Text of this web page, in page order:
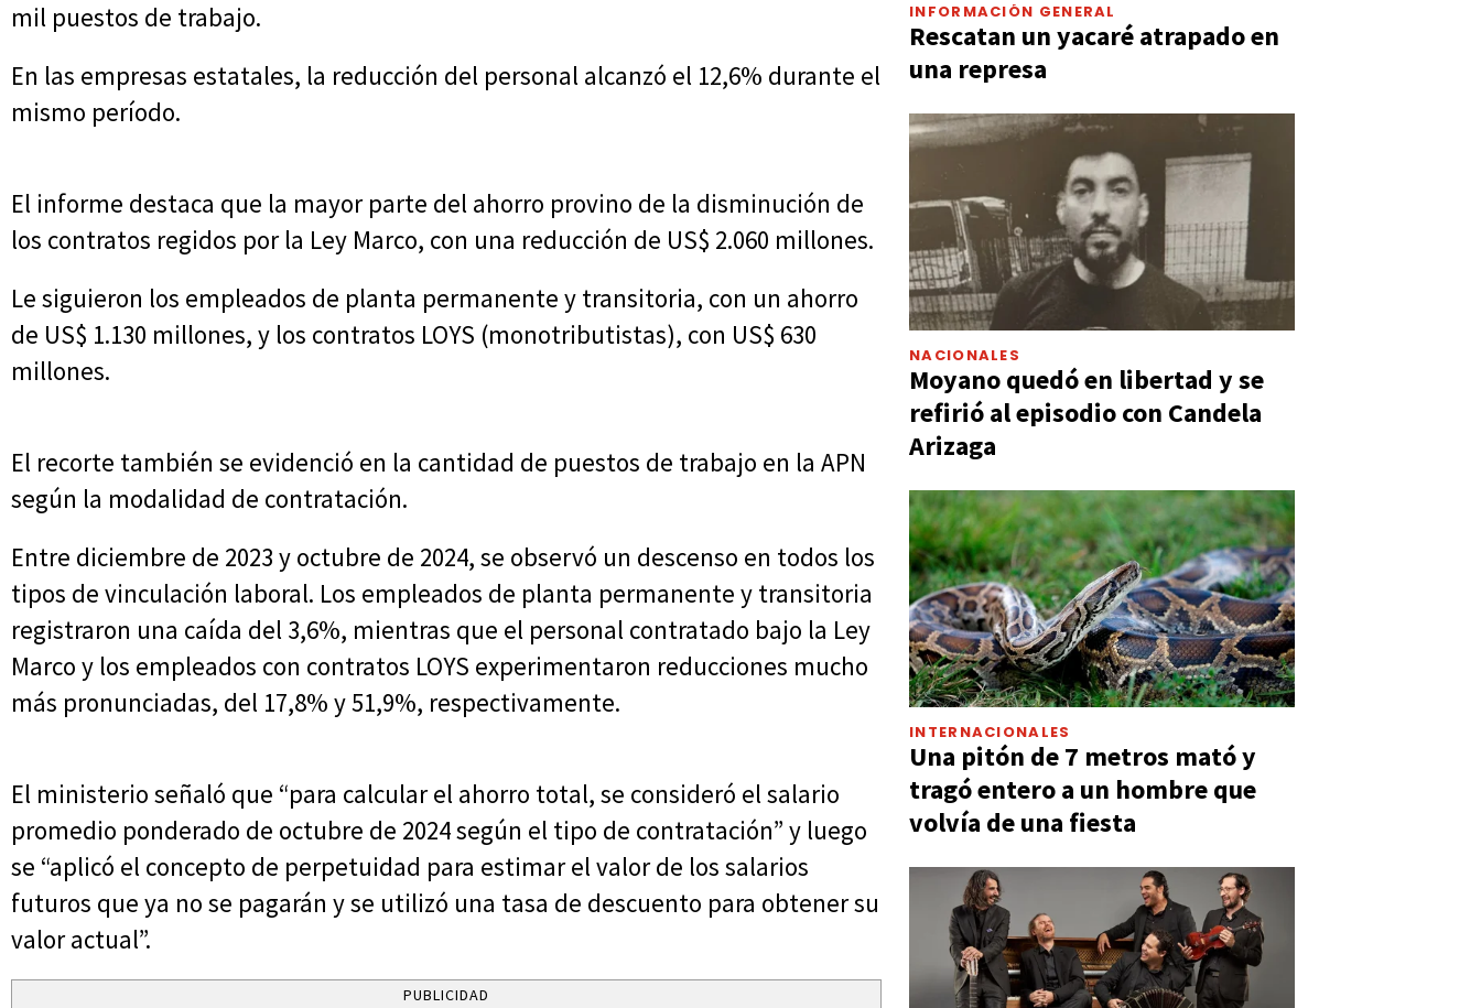
mil puestos de trabajo.
En las empresas estatales, la reducción del personal alcanzó el 12,6% durante el
mismo período.
El informe destaca que la mayor parte del ahorro provino de la disminución de
los contratos regidos por la Ley Marco, con una reducción de US$ 2.060 millones.
Le siguieron los empleados de planta permanente y transitoria, con un ahorro
de US$ 1.130 millones, y los contratos LOYS (monotributistas), con US$ 630
millones.
El recorte también se evidenció en la cantidad de puestos de trabajo en la APN
según la modalidad de contratación.
Entre diciembre de 2023 y octubre de 2024, se observó un descenso en todos los
tipos de vinculación laboral. Los empleados de planta permanente y transitoria
registraron una caída del 3,6%, mientras que el personal contratado bajo la Ley
Marco y los empleados con contratos LOYS experimentaron reducciones mucho
más pronunciadas, del 17,8% y 51,9%, respectivamente.
El ministerio señaló que “para calcular el ahorro total, se consideró el salario
promedio ponderado de octubre de 2024 según el tipo de contratación” y luego
se “aplicó el concepto de perpetuidad para estimar el valor de los salarios
futuros que ya no se pagarán y se utilizó una tasa de descuento para obtener su
valor actual”.
PUBLICIDAD
INFORMACIÓN GENERAL
Rescatan un yacaré atrapado en
una represa
NACIONALES
Moyano quedó en libertad y se
refirió al episodio con Candela
Arizaga
INTERNACIONALES
Una pitón de 7 metros mató y
tragó entero a un hombre que
volvía de una fiesta